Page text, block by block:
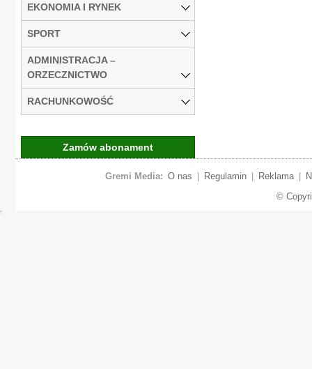
EKONOMIA I RYNEK
SPORT
ADMINISTRACJA –
ORZECZNICTWO
RACHUNKOWOŚĆ
Zamów abonament
Gremi Media: O nas Regulamin Reklama
©